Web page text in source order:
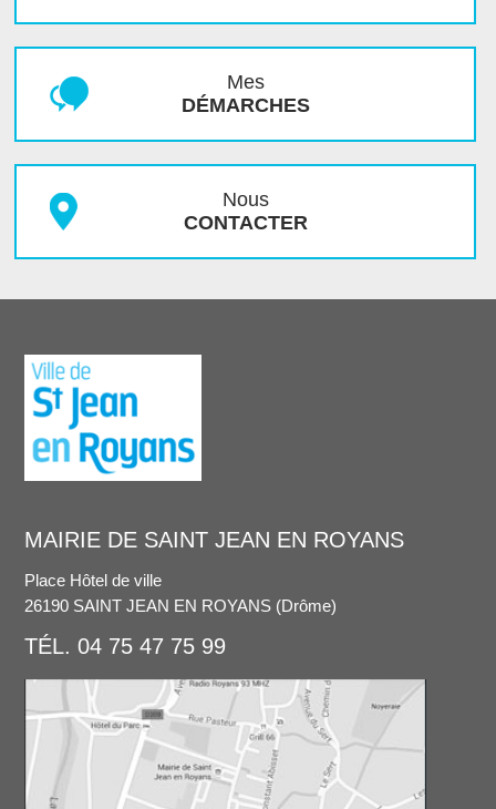
Mes
DÉMARCHES
Nous
CONTACTER
MAIRIE DE SAINT JEAN EN ROYANS
Place Hôtel de ville
26190 SAINT JEAN EN ROYANS (Drôme)
TÉL. 04 75 47 75 99